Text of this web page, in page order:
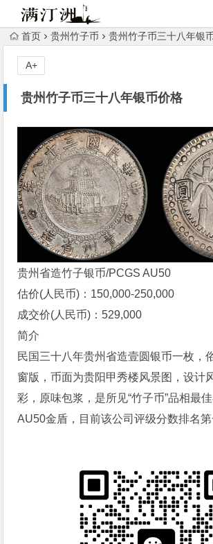
首页 贵州竹子币 贵州竹子币三十八年银
贵州竹子币三十八年银币价格
A+
贵州省造竹子银币/PCGS AU50
估价(人民币)：150,000-250,000
成交价(人民币)：529,000
简介
民国三十八年贵州省造壹圆银币一枚，
窗版，币面为贵阳甲秀楼风景图，设计
彩，原味包浆，是所见“竹子币”品相最
AU50金盾，目前该公司评级分数排名